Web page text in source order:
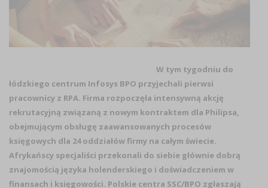
W tym tygodniu do
łódzkiego centrum Infosys BPO przyjechali pierwsi
pracownicy z RPA. Firma rozpoczęła intensywną akcję
rekrutacyjną związaną z nowym kontraktem dla Philipsa,
obejmującym obsługę zaawansowanych procesów
księgowych dla 24 oddziałów firmy na całym świecie.
Afrykańscy specjaliści przekonali do siebie głównie dobrą
znajomością języka holenderskiego i doświadczeniem w
finansach i księgowości. Polskie centra SSC/BPO zgłaszają